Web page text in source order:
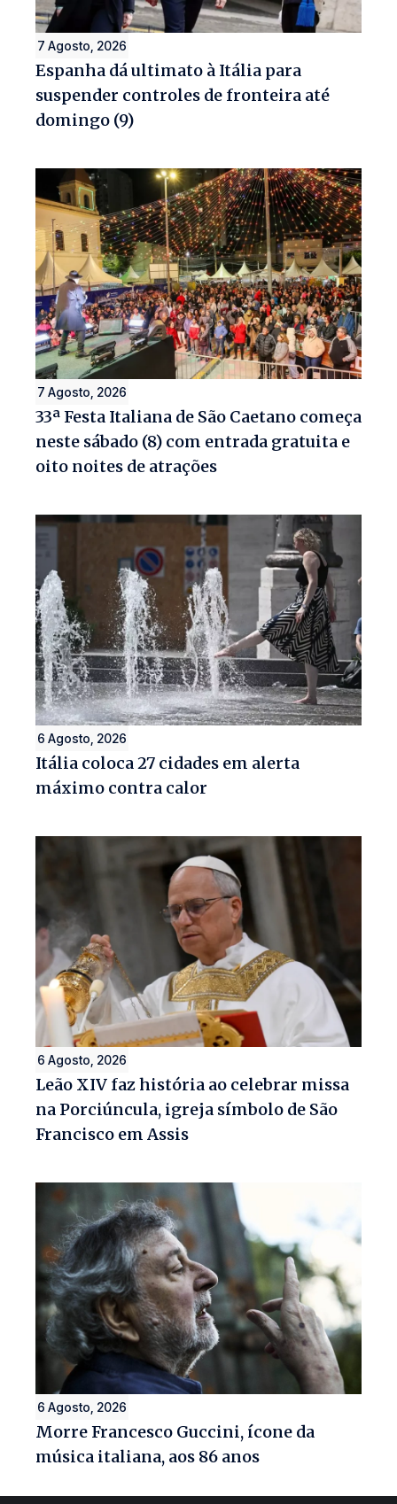
7 Agosto, 2026
Espanha dá ultimato à Itália para
suspender controles de fronteira até
domingo (9)
7 Agosto, 2026
33ª Festa Italiana de São Caetano começa
neste sábado (8) com entrada gratuita e
oito noites de atrações
6 Agosto, 2026
Itália coloca 27 cidades em alerta
máximo contra calor
6 Agosto, 2026
Leão XIV faz história ao celebrar missa
na Porciúncula, igreja símbolo de São
Francisco em Assis
6 Agosto, 2026
Morre Francesco Guccini, ícone da
música italiana, aos 86 anos